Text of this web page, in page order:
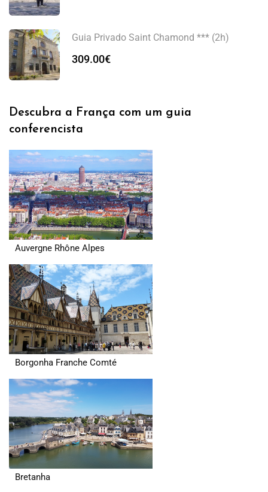
Guia Privado Saint Chamond *** (2h)
309.00€
Descubra a França com um guia
conferencista
Auvergne Rhône Alpes
Borgonha Franche Comté
Bretanha